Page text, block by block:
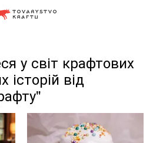
у світ крафтових
від